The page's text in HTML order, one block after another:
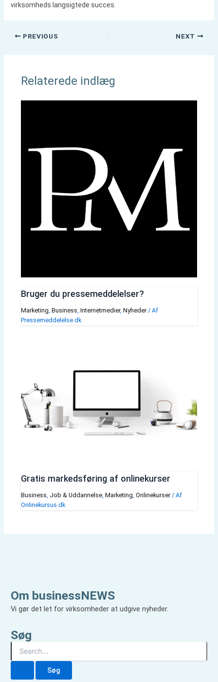
virksomheds langsigtede succes.
PREVIOUS NEXT
Relaterede indlæg
Bruger du pressemeddelelser?
Marketing Business Internetmedier, Nyheder/ Af
Pressemeddelelse.dk
Gratis markedsføring af onlinekurser
Business Job & Uddannelse, Marketing Onlinekurser/ Af
Onlinekursus.dk
Om businessNEWS
Vi gør det let for virksomheder at udgive nyheder.
Søg